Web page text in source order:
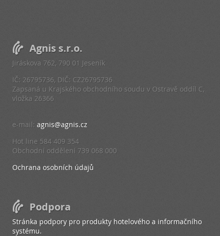
Agnis s.r.o.
Jiráskova 762, 790 01 Jeseník
IČ: 26795736, DIČ: CZ26795736
Zapsaná u Krajského obchodního soudu v Ostravě oddíl C,
vložka 26366
e-mail: agnis@agnis.cz
Hot line 584 409 354
Obchodní oddělení 739 068 000
Ochrana osobních údajů
Podpora
Stránka podpory pro produkty hotelového a informačního
systému.